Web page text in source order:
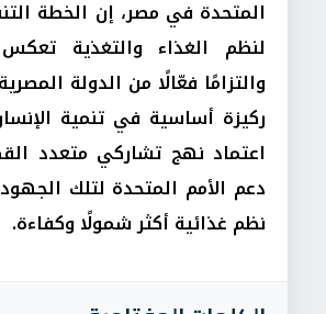
المتحدة في مصر، إن الخطة
لنظم الغذاء والتغذية
والتزامًا فعّالًا من الدولة
ركيزة أساسية في تنمية
اعتماد نهج تشاركي متعدد
دعم الأمم المتحدة لتلك
نظم غذائية أكثر شمولًا وكفاءة.